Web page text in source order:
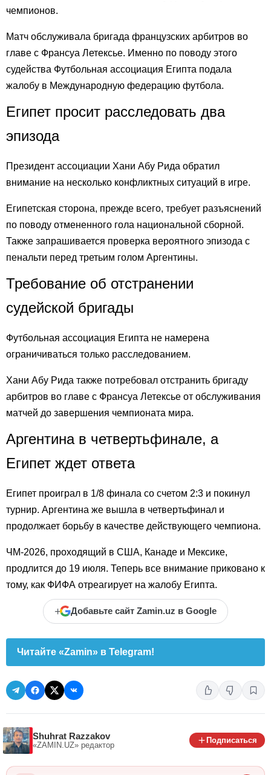
чемпионов.
Матч обслуживала бригада французских арбитров во
главе с Франсуа Летексье. Именно по поводу этого
судейства Футбольная ассоциация Египта подала
жалобу в Международную федерацию футбола.
Египет просит расследовать два
эпизода
Президент ассоциации Хани Абу Рида обратил
внимание на несколько конфликтных ситуаций в игре.
Египетская сторона, прежде всего, требует разъяснений
по поводу отмененного гола национальной сборной.
Также запрашивается проверка вероятного эпизода с
пенальти перед третьим голом Аргентины.
Требование об отстранении
судейской бригады
Футбольная ассоциация Египта не намерена
ограничиваться только расследованием.
Хани Абу Рида также потребовал отстранить бригаду
арбитров во главе с Франсуа Летексье от обслуживания
матчей до завершения чемпионата мира.
Аргентина в четвертьфинале, а
Египет ждет ответа
Египет проиграл в 1/8 финала со счетом 2:3 и покинул
турнир. Аргентина же вышла в четвертьфинал и
продолжает борьбу в качестве действующего чемпиона.
ЧМ-2026, проходящий в США, Канаде и Мексике,
продлится до 19 июля. Теперь все внимание приковано к
тому, как ФИФА отреагирует на жалобу Египта.
+ Добавьте сайт Zamin.uz в Google
Читайте «Zamin» в Telegram!
Shuhrat Razzakov
«ZAMIN.UZ» редактор
Подписаться